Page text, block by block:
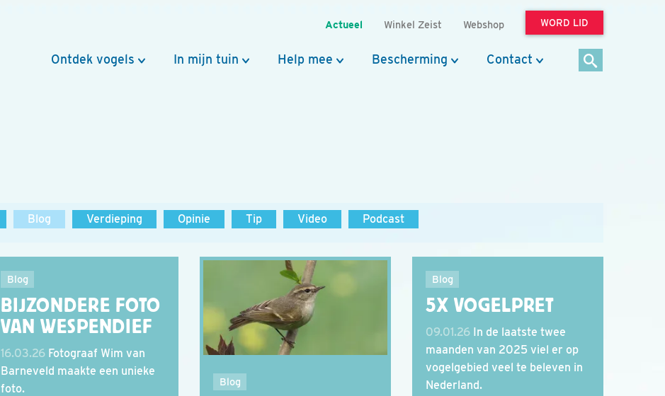
Actueel Winkel Zeist Webshop WORD LID
Ontdek vogels In mijn tuin Help mee Bescherming Contact
Blog Verdieping Opinie Tip Video Podcast
Blog
BIJZONDERE FOTO
VAN WESPENDIEF
16.03.26 Fotograaf Wim van
Barneveld maakte een unieke
foto.
Blog
Blog
5X VOGELPRET
09.01.26 In de laatste twee
maanden van 2025 viel er op
vogelgebied veel te beleven in
Nederland.